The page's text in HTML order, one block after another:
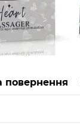
повернення